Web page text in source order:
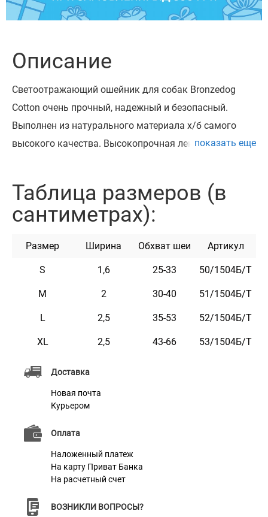
Доставка
Новая почта
Курьером
Оплата
Наложенный платеж
На карту Приват Банка
На расчетный счет
ВОЗНИКЛИ ВОПРОСЫ?
Описание
Светоотражающий ошейник для собак Bronzedog
Cotton очень прочный, надежный и безопасный.
Выполнен из натурального материала х/б самого
высокого качества. Высокопрочная лента х/б, из
укомплектован высококачественной пластиковой
пряжкой с замком «Safe Lock», который
Этот ошейник приятный на ощупь, имеет два ряда
светоотражающих элементов и не боится воды. Он
практичен и неприхотлив в уходе.
Характеристики
Материал Брезент
Фурнитура
Сталь с Карбоновым Покрытием,
Пластик
показать еще
Таблица размеров (в
сантиметрах):
Размер Ширина Обхват шеи Артикул
S 1,6 25-33 50/1504Б/Т
M 2 30-40 51/1504Б/Т
L 2,5 35-53 52/1504Б/Т
XL 2,5 43-66 53/1504Б/Т